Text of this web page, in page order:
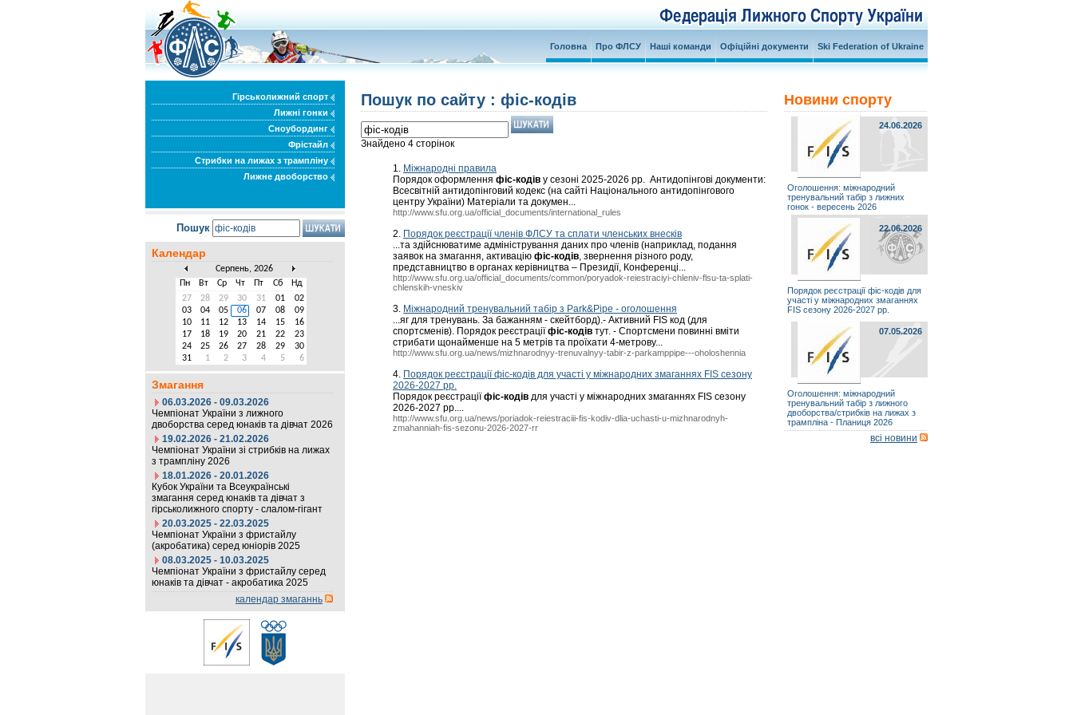
Головна Про ФЛСУ Наші команди Офіційні документи Ski Federation of Ukraine
Гірськолижний спорт
Лижні гонки
Сноубординг
Фрістайл
Стрибки на лижах з трампліну
Лижне двоборство
Пошук
Календар
Серпень, 2026
Пн
Вт Ср Чт Пт Сб
Нд
27
28 29 30 31 01
02
03
04 05 06 07 08
09
10
11 12 13 14 15
16
17
18 19 20 21 22
23
24
25 26 27 28 29
30
31
1 2 3 4 5 6
Змагання
06.03.2026 - 09.03.2026
Чемпіонат України з лижного
двоборства серед юнаків та дівчат 2026
19.02.2026 - 21.02.2026
Чемпіонат України зі стрибків на лижах
з трампліну 2026
18.01.2026 - 20.01.2026
Кубок України та Всеукраїнські
змагання серед юнаків та дівчат з
гірськолижного спорту - слалом-гігант
20.03.2025 - 22.03.2025
Чемпіонат України з фристайлу
(акробатика) серед юніорів 2025
08.03.2025 - 10.03.2025
Чемпіонат України з фристайлу серед
юнаків та дівчат - акробатика 2025
календар змаганнь
Пошук по сайту : фіс-кодів
Знайдено 4 сторінок
1. Міжнародні правила
Порядок оформлення фіс-кодів у сезоні 2025-2026 рр. Антидопінгові документи:
Всесвітній антидопінговий кодекс (на сайті Національного антидопінгового
центру України) Матеріали та докумен...
http://www.sfu.org.ua/official_documents/international_rules
2. Порядок реєстрації членів ФЛСУ та сплати членських внесків
...та здійснюватиме адміністрування даних про членів (наприклад, подання
заявок на змагання, активацію фіс-кодів, звернення різного роду,
представництво в органах керівництва – Президії, Конференці...
http://www.sfu.org.ua/official_documents/common/poryadok-reiestraciyi-chleniv-flsu-ta-splati-
chlenskih-vneskiv
3. Міжнародний тренувальний табір з Park&Pipe - оголошення
...яг для тренувань. За бажанням - скейтборд).- Активний FIS код (для
спортсменів). Порядок реєстраціїфіс-кодів тут. - Спортсмени повинні вміти
стрибати щонайменше на 5 метрів та проїхати 4-метрову...
http://www.sfu.org.ua/news/mizhnarodnyy-trenuvalnyy-tabir-z-parkamppipe---oholoshennia
4. Порядок реєстрації фіс-кодів для участі у міжнародних змаганнях FIS сезону
2026-2027 рр.
Порядок реєстраціїфіс-кодів для участі у міжнародних змаганнях FIS сезону
2026-2027 рр....
http://www.sfu.org.ua/news/poriadok-reiestraciii-fis-kodiv-dlia-uchasti-u-mizhnarodnyh-
zmahanniah-fis-sezonu-2026-2027-rr
Новини спорту
24.06.2026
Оголошення: міжнародний
тренувальний табір з лижних
гонок - вересень 2026
22.06.2026
Порядок реєстрації фіс-кодів для
участі у міжнародних змаганнях
FIS сезону 2026-2027 рр.
07.05.2026
Оголошення: міжнародний
тренувальний табір з лижного
двоборства/стрибків на лижах з
трампліна - Планиця 2026
всі новини